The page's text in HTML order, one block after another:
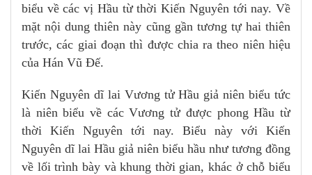
biểu về các vị Hầu từ thời Kiến Nguyên tới nay. Về
mặt nội dung thiên này cũng gần tương tự hai thiên
trước, các giai đoạn thì được chia ra theo niên hiệu
của Hán Vũ Đế.
Kiến Nguyên dĩ lai Vương tử Hầu giả niên biểu tức
là niên biểu về các Vương tử được phong Hầu từ
thời Kiến Nguyên tới nay. Biểu này với Kiến
Nguyên dĩ lai Hầu giả niên biểu hầu như tương đồng
về lối trình bày và khung thời gian, khác ở chỗ biểu